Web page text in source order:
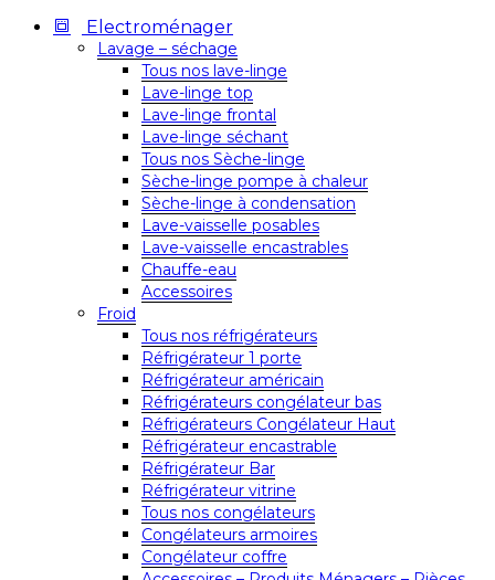
Electroménager
Lavage – séchage
Tous nos lave-linge
Lave-linge top
Lave-linge frontal
Lave-linge séchant
Tous nos Sèche-linge
Sèche-linge pompe à chaleur
Sèche-linge à condensation
Lave-vaisselle posables
Lave-vaisselle encastrables
Chauffe-eau
Accessoires
Froid
Tous nos réfrigérateurs
Réfrigérateur 1 porte
Réfrigérateur américain
Réfrigérateurs congélateur bas
Réfrigérateurs Congélateur Haut
Réfrigérateur encastrable
Réfrigérateur Bar
Réfrigérateur vitrine
Tous nos congélateurs
Congélateurs armoires
Congélateur coffre